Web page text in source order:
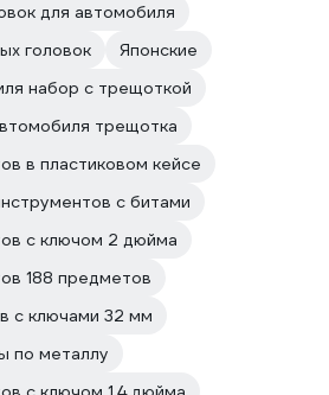
для автомобиля
головок
Японские
набор с трещоткой
трещотка
в пластиковом кейсе
с битами
с ключом 2 дюйма
188 предметов
с ключами 32 мм
по металлу